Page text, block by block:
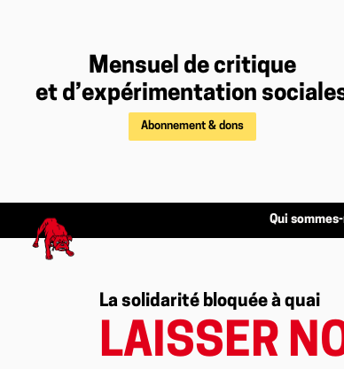
Mensuel de critique
et d’expérimentation
Abonnement & dons
Qui
La solidarité bloquée à quai
LAISSER